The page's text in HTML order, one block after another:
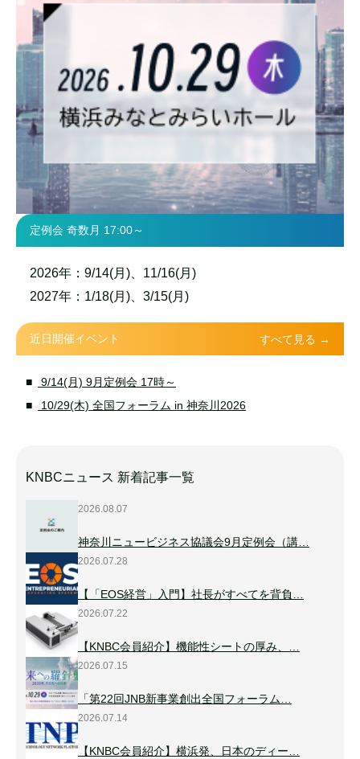
定例会 奇数月 17:00～
2026年：9/14(月)、11/16(月)
2027年：1/18(月)、3/15(月)
近日開催イベント すべて見る →
9/14(月) 9月定例会 17時～
10/29(木) 全国フォーラム in 神奈川2026
KNBCニュース 新着記事一覧
2026.08.07
神奈川ニュービジネス協議会9月定例会（講…
2026.07.28
【「EOS経営」入門】社長がすべてを背負…
2026.07.22
【KNBC会員紹介】機能性シートの厚み、…
2026.07.15
「第22回JNB新事業創出全国フォーラム…
2026.07.14
【KNBC会員紹介】横浜発、日本のディー…